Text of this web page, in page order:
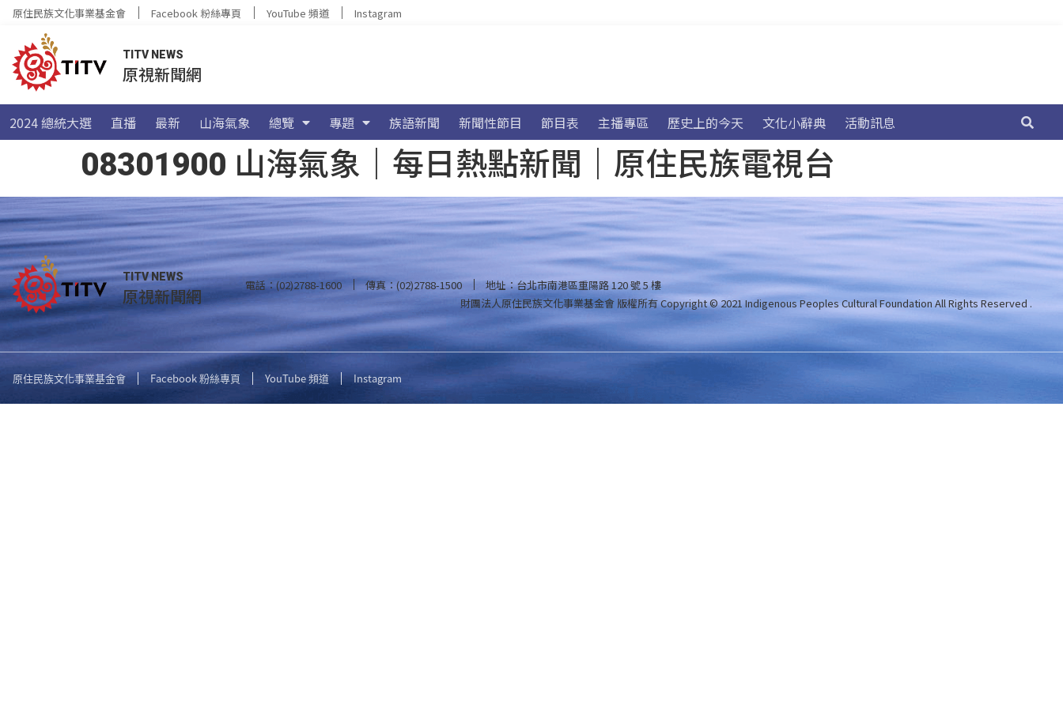
原住民族文化事業基金會 Facebook 粉絲專頁 YouTube 頻道 Instagram
TITV NEWS
原視新聞網
2024 總統大選 直播 最新 山海氣象 總覽 專題 族語新聞 新聞性節目 節目表 主播專區 歷史上的今天 文化小辭典 活動訊息
08301900 山海氣象｜每日熱點新聞｜原住民族電視台
TITV NEWS
原視新聞網 電話：(02)2788-1600 傳真：(02)2788-1500
地址：台北市南港區重陽路 120 號 5 樓
財團法人原住民族文化事業基金會 版權所有Copyright © 2021 Indigenous Peoples Cultural Foundation All Rights Reserved .
原住民族文化事業基金會 Facebook 粉絲專頁 YouTube 頻道 Instagram